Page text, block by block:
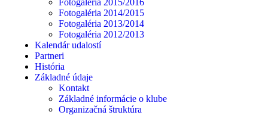
Fotogaléria 2015/2016
Fotogaléria 2014/2015
Fotogaléria 2013/2014
Fotogaléria 2012/2013
Kalendár udalostí
Partneri
História
Základné údaje
Kontakt
Základné informácie o klube
Organizačná štruktúra